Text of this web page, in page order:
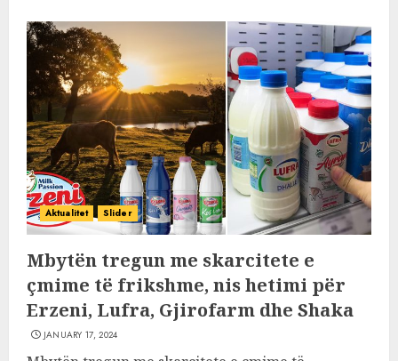
Aktualitet Slider
Mbytën tregun me skarcitete e
çmime të frikshme, nis hetimi për
Erzeni, Lufra, Gjirofarm dhe Shaka
JANUARY 17, 2024